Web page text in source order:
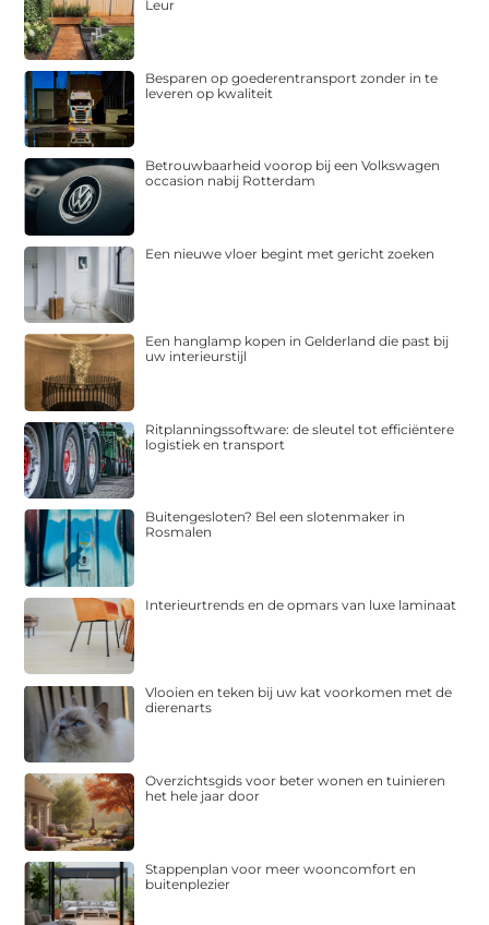
Leur
Besparen op goederentransport zonder in te
leveren op kwaliteit
Betrouwbaarheid voorop bij een Volkswagen
occasion nabij Rotterdam
Een nieuwe vloer begint met gericht zoeken
Een hanglamp kopen in Gelderland die past bij
uw interieurstijl
Ritplanningssoftware: de sleutel tot efficiëntere
logistiek en transport
Buitengesloten? Bel een slotenmaker in
Rosmalen
Interieurtrends en de opmars van luxe laminaat
Vlooien en teken bij uw kat voorkomen met de
dierenarts
Overzichtsgids voor beter wonen en tuinieren
het hele jaar door
Stappenplan voor meer wooncomfort en
buitenplezier